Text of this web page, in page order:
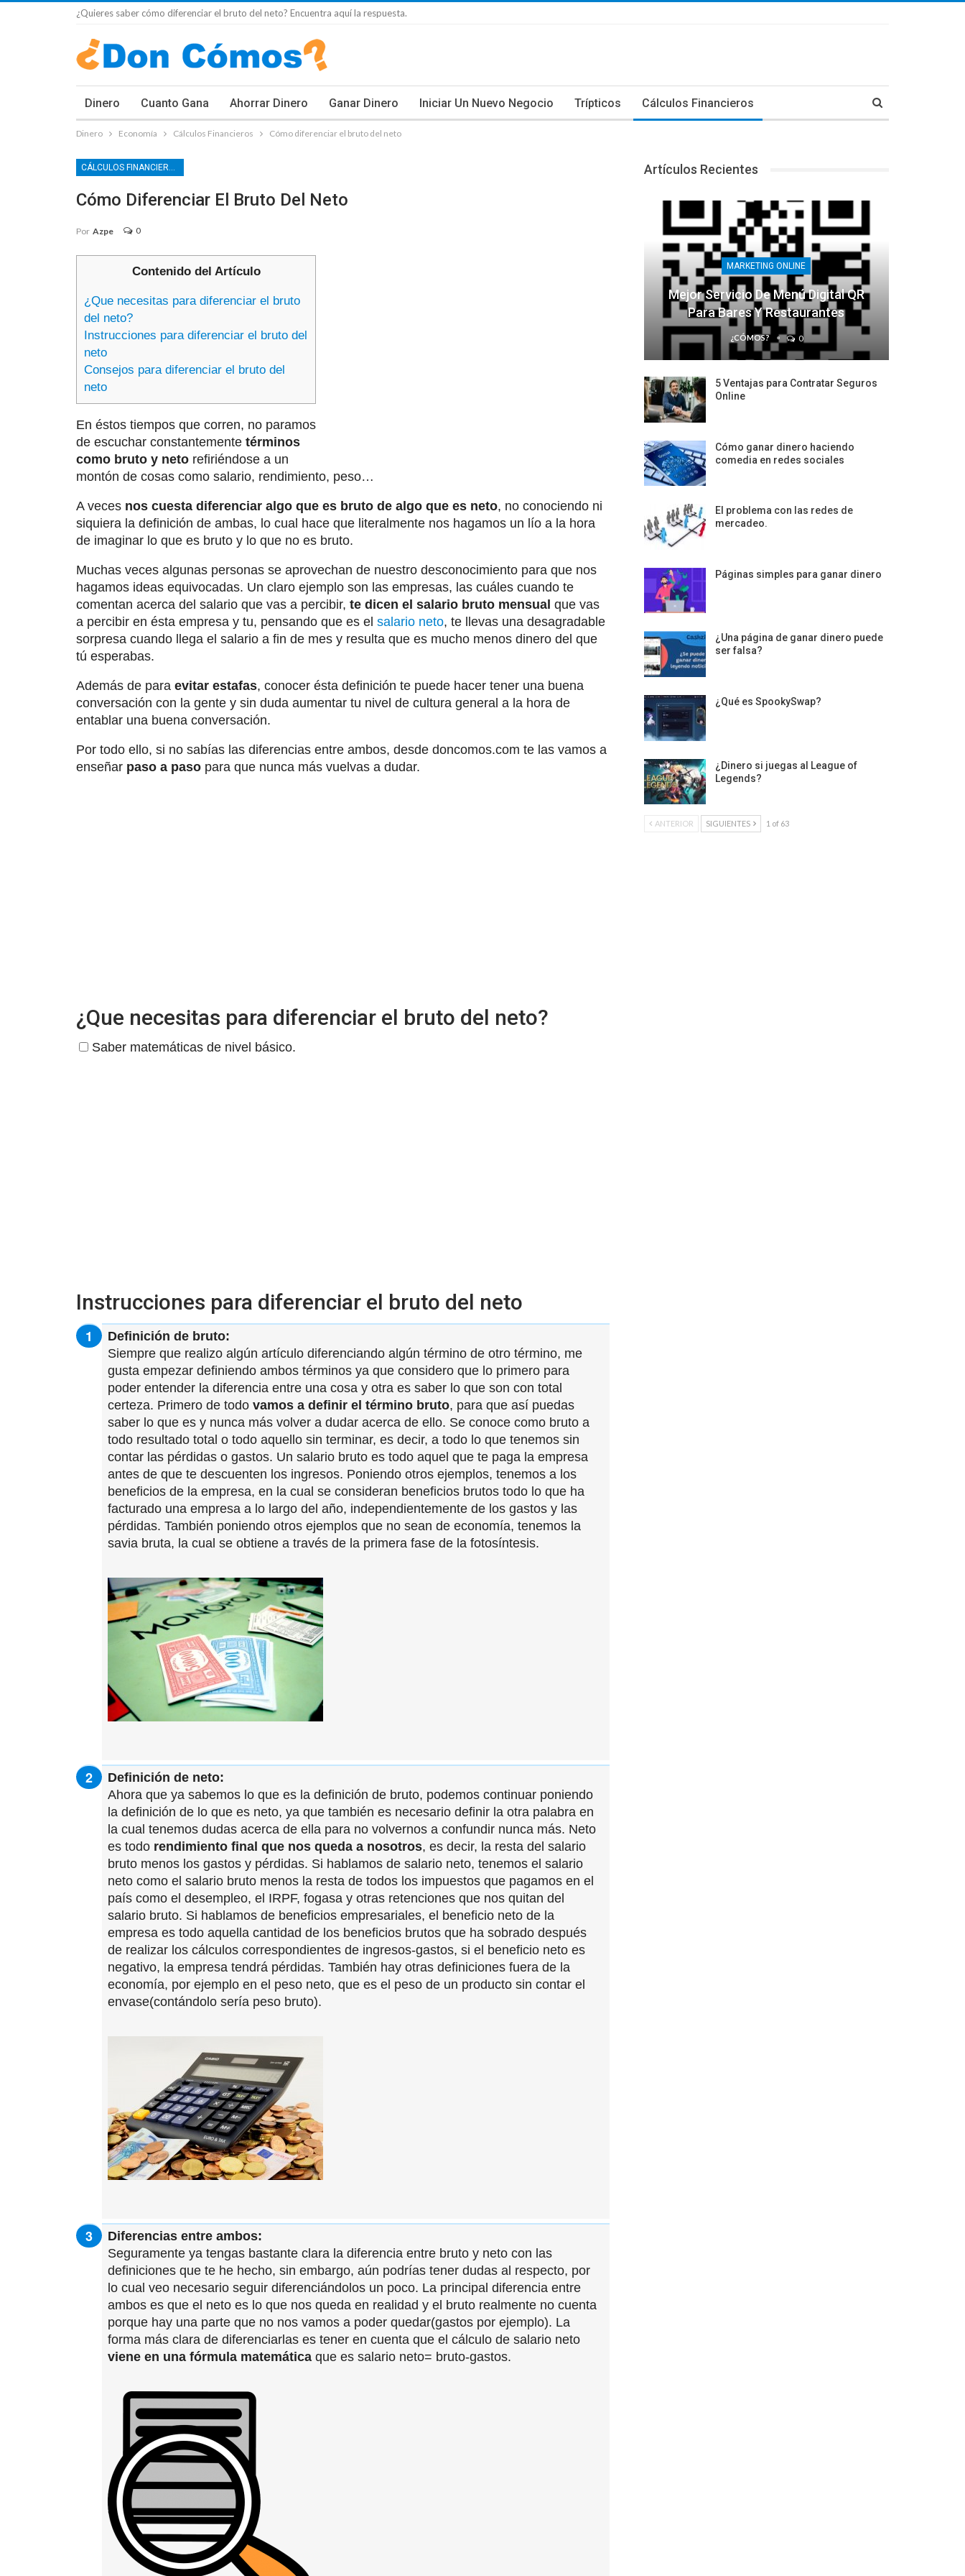
¿Quieres saber cómo diferenciar el bruto del neto? Encuentra aquí la respuesta.
Dinero Cuanto Gana Ahorrar Dinero Ganar Dinero Iniciar Un Nuevo Negocio Trípticos Cálculos Financieros
Dinero Economía Cálculos Financieros Cómo diferenciar el bruto del neto
CÁLCULOS FINANCIEROS
Cómo Diferenciar El Bruto Del Neto
Por Azpe 0
Contenido del Artículo
¿Que necesitas para diferenciar el bruto
del neto?
Instrucciones para diferenciar el bruto del
neto
Consejos para diferenciar el bruto del
neto
En éstos tiempos que corren, no paramos
de escuchar constantemente términos
como bruto y neto refiriéndose a un
montón de cosas como salario, rendimiento, peso…
A veces nos cuesta diferenciar algo que es bruto de algo que es neto, no conociendo ni
siquiera la definición de ambas, lo cual hace que literalmente nos hagamos un lío a la hora
de imaginar lo que es bruto y lo que no es bruto.
Muchas veces algunas personas se aprovechan de nuestro desconocimiento para que nos
hagamos ideas equivocadas. Un claro ejemplo son las empresas, las cuáles cuando te
comentan acerca del salario que vas a percibir, te dicen el salario bruto mensual que vas
a percibir en ésta empresa y tu, pensando que es el salario neto, te llevas una desagradable
sorpresa cuando llega el salario a fin de mes y resulta que es mucho menos dinero del que
tú esperabas.
Además de para evitar estafas, conocer ésta definición te puede hacer tener una buena
conversación con la gente y sin duda aumentar tu nivel de cultura general a la hora de
entablar una buena conversación.
Por todo ello, si no sabías las diferencias entre ambos, desde doncomos.com te las vamos a
enseñar paso a paso para que nunca más vuelvas a dudar.
¿Que necesitas para diferenciar el bruto del neto?
Saber matemáticas de nivel básico.
Instrucciones para diferenciar el bruto del neto
Definición de bruto:
Siempre que realizo algún artículo diferenciando algún término de otro término, me
gusta empezar definiendo ambos términos ya que considero que lo primero para
poder entender la diferencia entre una cosa y otra es saber lo que son con total
certeza. Primero de todo vamos a definir el término bruto, para que así puedas
saber lo que es y nunca más volver a dudar acerca de ello. Se conoce como bruto a
todo resultado total o todo aquello sin terminar, es decir, a todo lo que tenemos sin
contar las pérdidas o gastos. Un salario bruto es todo aquel que te paga la empresa
antes de que te descuenten los ingresos. Poniendo otros ejemplos, tenemos a los
beneficios de la empresa, en la cual se consideran beneficios brutos todo lo que ha
facturado una empresa a lo largo del año, independientemente de los gastos y las
pérdidas. También poniendo otros ejemplos que no sean de economía, tenemos la
savia bruta, la cual se obtiene a través de la primera fase de la fotosíntesis.
Definición de neto:
Ahora que ya sabemos lo que es la definición de bruto, podemos continuar poniendo
la definición de lo que es neto, ya que también es necesario definir la otra palabra en
la cual tenemos dudas acerca de ella para no volvernos a confundir nunca más. Neto
es todo rendimiento final que nos queda a nosotros, es decir, la resta del salario
bruto menos los gastos y pérdidas. Si hablamos de salario neto, tenemos el salario
neto como el salario bruto menos la resta de todos los impuestos que pagamos en el
país como el desempleo, el IRPF, fogasa y otras retenciones que nos quitan del
salario bruto. Si hablamos de beneficios empresariales, el beneficio neto de la
empresa es todo aquella cantidad de los beneficios brutos que ha sobrado después
de realizar los cálculos correspondientes de ingresos-gastos, si el beneficio neto es
negativo, la empresa tendrá pérdidas. También hay otras definiciones fuera de la
economía, por ejemplo en el peso neto, que es el peso de un producto sin contar el
envase(contándolo sería peso bruto).
Diferencias entre ambos:
Seguramente ya tengas bastante clara la diferencia entre bruto y neto con las
definiciones que te he hecho, sin embargo, aún podrías tener dudas al respecto, por
lo cual veo necesario seguir diferenciándolos un poco. La principal diferencia entre
ambos es que el neto es lo que nos queda en realidad y el bruto realmente no cuenta
porque hay una parte que no nos vamos a poder quedar(gastos por ejemplo). La
forma más clara de diferenciarlas es tener en cuenta que el cálculo de salario neto
viene en una fórmula matemática que es salario neto= bruto-gastos.
Artículos Recientes
MARKETING ONLINE
Mejor Servicio De Menú Digital QR
Para Bares Y Restaurantes
¿CÓMOS? 0
5 Ventajas para Contratar Seguros
Online
Cómo ganar dinero haciendo
comedia en redes sociales
El problema con las redes de
mercadeo.
Páginas simples para ganar dinero
¿Una página de ganar dinero puede
ser falsa?
¿Qué es SpookySwap?
¿Dinero si juegas al League of
Legends?
ANTERIOR SIGUIENTES 1 of 63